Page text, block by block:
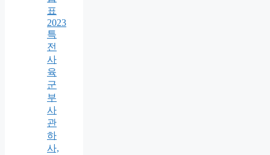
표
2023
특
전
사
육
군
부
사
관
하
사,